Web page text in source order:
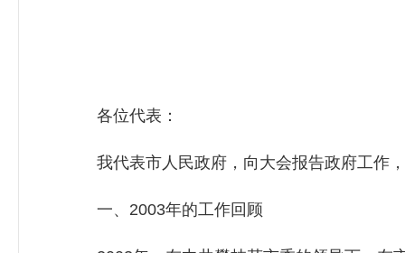
各位代表：
我代表市人民政府，向大会报告政府工作，
一、2003年的工作回顾